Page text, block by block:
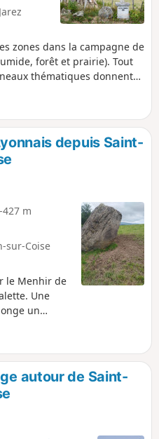
zones dans la campagne de
forêt et prairie). Tout
thématiques donnent
sur les Alpes s'offrira à
depuis Saint-
-427 m
sur-Coise
le Menhir de
Une
un
et elle offre
du
autour de Saint-